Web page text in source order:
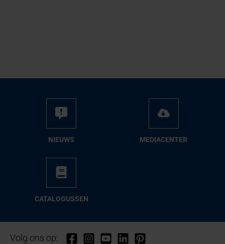
NIEUWS ME­DIA­CEN­TER
CA­TA­LO­GUS­SEN
Volg ons op: